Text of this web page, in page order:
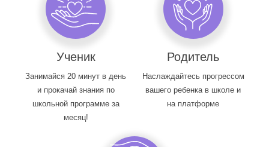
Ученик
Занимайся 20 минут в день
и прокачай знания по
школьной программе за
месяц!
Родитель
Наслаждайтесь прогрессом
вашего ребенка в школе и
на платформе